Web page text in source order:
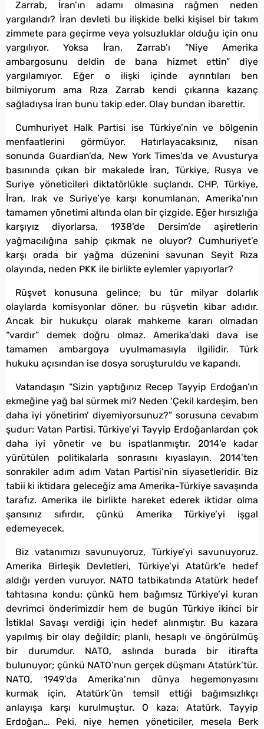
Zarrab, İran’ın adamı olmasına rağmen neden
yargılandı? İran devleti bu ilişkide belki kişisel bir takım
zimmete para geçirme veya yolsuzluklar olduğu için onu
yargılıyor. Yoksa İran, Zarrab’ı “Niye Amerika
ambargosunu deldin de bana hizmet ettin” diye
yargılamıyor. Eğer o ilişki içinde ayrıntıları ben
bilmiyorum ama Rıza Zarrab kendi çıkarına kazanç
sağladıysa İran bunu takip eder. Olay bundan ibarettir.
Cumhuriyet Halk Partisi ise Türkiye’nin ve bölgenin
menfaatlerini görmüyor. Hatırlayacaksınız, nisan
sonunda Guardian’da, New York Times’da ve Avusturya
basınında çıkan bir makalede İran, Türkiye, Rusya ve
Suriye yöneticileri diktatörlükle suçlandı. CHP, Türkiye,
İran, Irak ve Suriye’ye karşı konumlanan, Amerika’nın
tamamen yönetimi altında olan bir çizgide. Eğer hırsızlığa
karşıyız diyorlarsa, 1938’de Dersim’de aşiretlerin
yağmacılığına sahip çıkmak ne oluyor? Cumhuriyet’e
karşı orada bir yağma düzenini savunan Seyit Rıza
olayında, neden PKK ile birlikte eylemler yapıyorlar?
Rüşvet konusuna gelince; bu tür milyar dolarlık
olaylarda komisyonlar döner, bu rüşvetin kibar adıdır.
Ancak bir hukukçu olarak mahkeme kararı olmadan
“vardır” demek doğru olmaz. Amerika’daki dava ise
tamamen ambargoya uyulmamasıyla ilgilidir. Türk
hukuku açısından ise dosya soruşturuldu ve kapandı.
Vatandaşın “Sizin yaptığınız Recep Tayyip Erdoğan’ın
ekmeğine yağ bal sürmek mi? Neden ‘Çekil kardeşim, ben
daha iyi yönetirim’ diyemiyorsunuz?” sorusuna cevabım
şudur: Vatan Partisi, Türkiye’yi Tayyip Erdoğanlardan çok
daha iyi yönetir ve bu ispatlanmıştır. 2014’e kadar
yürütülen politikalarla sonrasını kıyaslayın. 2014’ten
sonrakiler adım adım Vatan Partisi’nin siyasetleridir. Biz
tabii ki iktidara geleceğiz ama Amerika-Türkiye savaşında
tarafız. Amerika ile birlikte hareket ederek iktidar olma
şansınız sıfırdır, çünkü Amerika Türkiye’yi işgal
edemeyecek.
Biz vatanımızı savunuyoruz, Türkiye’yi savunuyoruz.
Amerika Birleşik Devletleri, Türkiye’yi Atatürk’e hedef
aldığı yerden vuruyor. NATO tatbikatında Atatürk hedef
tahtasına kondu; çünkü hem bağımsız Türkiye’yi kuran
devrimci önderimizdir hem de bugün Türkiye ikinci bir
İstiklal Savaşı verdiği için hedef alınmıştır. Bu kazara
yapılmış bir olay değildir; planlı, hesaplı ve öngörülmüş
bir durumdur. NATO, aslında burada bir itirafta
bulunuyor; çünkü NATO’nun gerçek düşmanı Atatürk’tür.
NATO, 1949’da Amerika’nın dünya hegemonyasını
kurmak için, Atatürk’ün temsil ettiği bağımsızlıkçı
anlayışa karşı kurulmuştur. O kaza; Atatürk, Tayyip
Erdoğan… Peki, niye hemen yöneticiler, mesela Berk